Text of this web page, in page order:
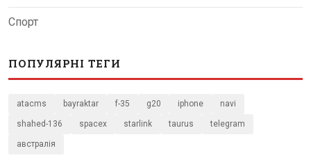
Спорт
ПОПУЛЯРНІ ТЕГИ
atacms bayraktar f-35 g20 iphone navi
shahed-136 spacex starlink taurus telegram
австралія